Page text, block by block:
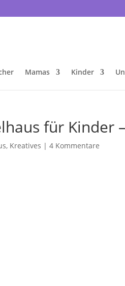
Mamas Kinder
für Kinder
, Kreatives | 4 Kommentare